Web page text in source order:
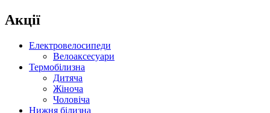
Акції
Електровелосипеди
Велоаксесуари
Термобілизна
Дитяча
Жіноча
Чоловіча
Нижня білизна